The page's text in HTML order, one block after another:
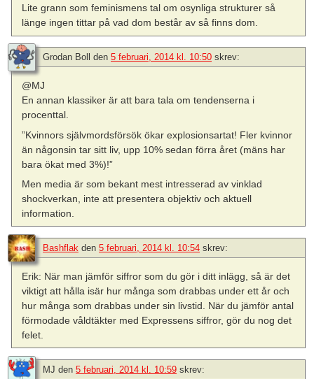
Lite grann som feminismens tal om osynliga strukturer så
länge ingen tittar på vad dom består av så finns dom.
Grodan Boll den 5 februari, 2014 kl. 10:50 skrev:
@MJ
En annan klassiker är att bara tala om tendenserna i
procenttal.
”Kvinnors självmordsförsök ökar explosionsartat! Fler kvinnor
än någonsin tar sitt liv, upp 10% sedan förra året (mäns har
bara ökat med 3%)!”
Men media är som bekant mest intresserad av vinklad
shockverkan, inte att presentera objektiv och aktuell
information.
Bashflak den 5 februari, 2014 kl. 10:54 skrev:
Erik: När man jämför siffror som du gör i ditt inlägg, så är det
viktigt att hålla isär hur många som drabbas under ett år och
hur många som drabbas under sin livstid. När du jämför antal
förmodade våldtäkter med Expressens siffror, gör du nog det
felet.
MJ den 5 februari, 2014 kl. 10:59 skrev: